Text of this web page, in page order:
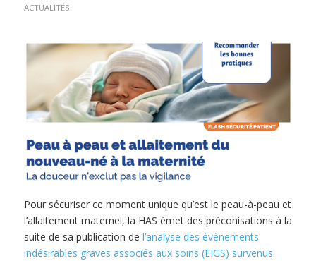
ACTUALITÉS
Pour sécuriser ce moment unique qu’est le peau-à-peau et
l’allaitement maternel, la HAS émet des préconisations à la
suite de sa publication de l’analyse des évènements
indésirables graves associés aux soins (EIGS) survenus